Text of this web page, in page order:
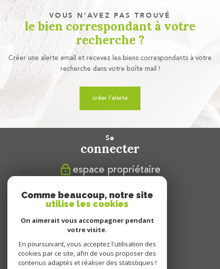
VOUS N'AVEZ PAS TROUVÉ
le bien correspondant à votre
recherche ?
Créer une alerte email et recevez les biens correspondants à votre
recherche dans votre boîte mail !
créer l'alerte
se
connecter
espace propriétaire
nous
suivre
nous
adhérons
Comme beaucoup, notre site
utilise les cookies
On aimerait vous accompagner pendant
votre visite.
En poursuivant, vous acceptez l'utilisation des
cookies par ce site, afin de vous proposer des
contenus adaptés et réaliser des statistiques !